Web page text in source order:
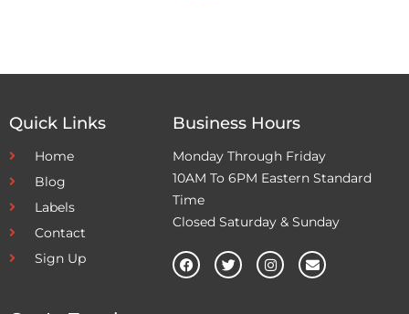
Quick Links
Home
Blog
Labels
Contact
Sign Up
Business Hours
Monday Through Friday
10AM To 6PM Eastern Standard
Time
Closed Saturday & Sunday